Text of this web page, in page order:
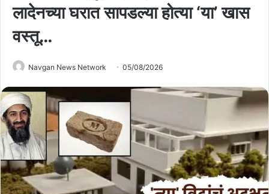
लादेनच्या घरात सापडल्या होत्‍या ‘या’ खास
वस्तू…
Navgan News Network 05/08/2026